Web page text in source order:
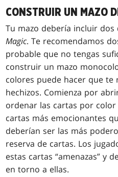
CONSTRUIR UN MAZO
Tu mazo debería incluir
Magic. Te recomendamos
probable que no tengas
construir un mazo
colores puede hacer que te
hechizos. Comienza por
ordenar las cartas por
cartas más emocionantes
deberían ser las más
reserva de cartas. Los
estas cartas “amenazas” y
en torno a ellas.